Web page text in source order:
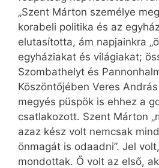
„Szent Márton személye
korabeli politika és az
elutasította, ám napjainkra
egyháziakat és világiakat;
Szombathelyt és
Köszöntőjében Veres
megyés püspök is ehhez a
csatlakozott. Szent Márton
azaz kész volt nemcsak
önmagát is odaadni”. Jel
mondottak. Ő volt az első,